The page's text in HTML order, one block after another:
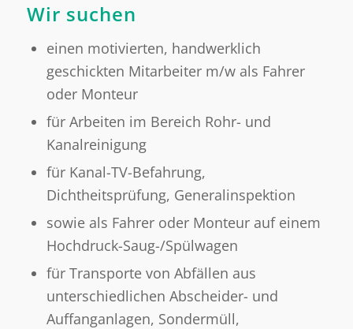
Wir suchen
einen motivierten, handwerklich
geschickten Mitarbeiter m/w als Fahrer
oder Monteur
für Arbeiten im Bereich Rohr- und
Kanalreinigung
für Kanal-TV-Befahrung,
Dichtheitsprüfung, Generalinspektion
sowie als Fahrer oder Monteur auf einem
Hochdruck-Saug-/Spülwagen
für Transporte von Abfällen aus
unterschiedlichen Abscheider- und
Auffanganlagen, Sondermüll,